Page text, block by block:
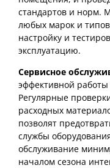
стандартов и норм.
любых марок и
настройку и
эксплуатацию.
Сервисное
эффективной
Регулярные
расходных
позволят
службы
обслуживание
началом сезона